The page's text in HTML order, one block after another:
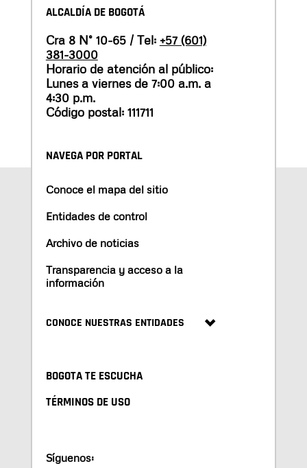
ALCALDÍA DE BOGOTÁ
Cra 8 N° 10-65 / Tel: +57 (601)
381-3000
Horario de atención al público:
Lunes a viernes de 7:00 a.m. a
4:30 p.m.
Código postal: 111711
NAVEGA POR PORTAL
Conoce el mapa del sitio
Entidades de control
Archivo de noticias
Transparencia y acceso a la
información
CONOCE NUESTRAS ENTIDADES
BOGOTA TE ESCUCHA
TÉRMINOS DE USO
Síguenos: